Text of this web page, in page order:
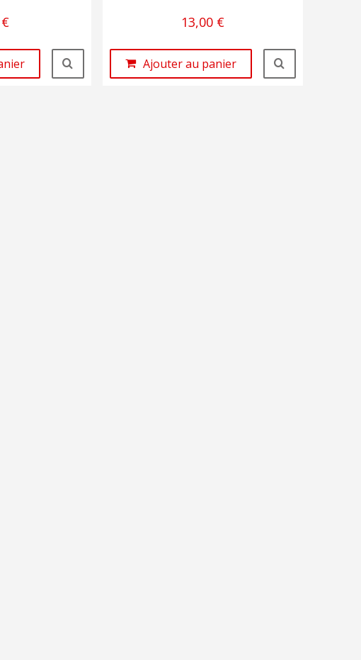
13,00 €
Ajouter au panier